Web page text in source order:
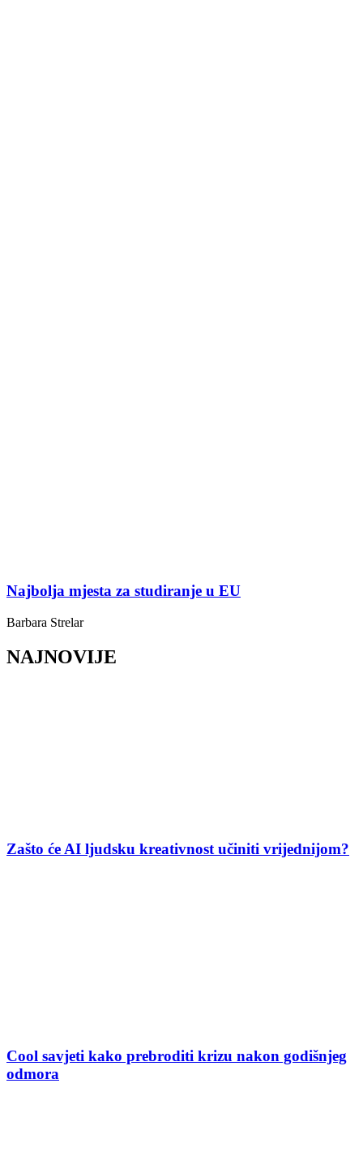
Najbolja mjesta za studiranje u EU
Barbara Strelar
NAJNOVIJE
Zašto će AI ljudsku kreativnost učiniti vrijednijom?
Cool savjeti kako prebroditi krizu nakon godišnjeg
odmora